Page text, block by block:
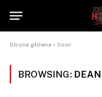
Strona główna » Dean
BROWSING: DEAN